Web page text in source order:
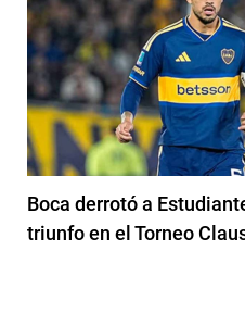
Boca derrotó a
triunfo en el Torneo